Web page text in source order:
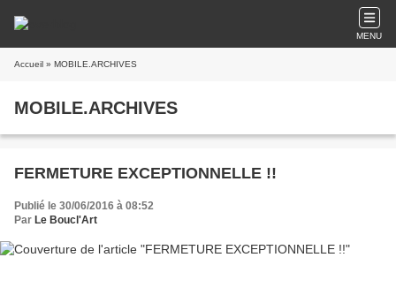
MENU
Accueil » MOBILE.ARCHIVES
MOBILE.ARCHIVES
FERMETURE EXCEPTIONNELLE !!
Publié le 30/06/2016 à 08:52
Par Le Boucl'Art